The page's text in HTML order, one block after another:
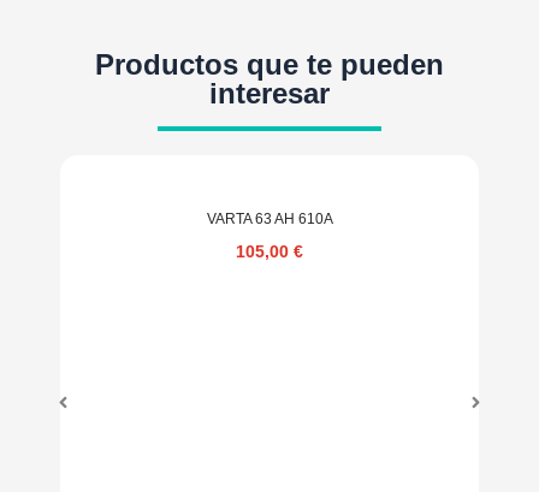
Productos que te pueden
interesar
VARTA 63 AH 610A
105,00 €